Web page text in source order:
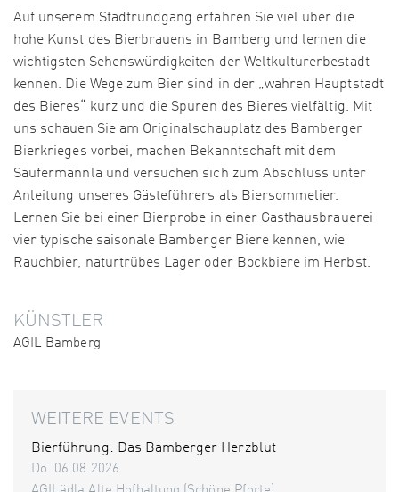
Auf unserem Stadtrundgang erfahren Sie viel über die
hohe Kunst des Bierbrauens in Bamberg und lernen die
wichtigsten Sehenswürdigkeiten der Weltkulturerbestadt
kennen. Die Wege zum Bier sind in der „wahren Hauptstadt
des Bieres“ kurz und die Spuren des Bieres vielfältig. Mit
uns schauen Sie am Originalschauplatz des Bamberger
Bierkrieges vorbei, machen Bekanntschaft mit dem
Säufermännla und versuchen sich zum Abschluss unter
Anleitung unseres Gästeführers als Biersommelier.
Lernen Sie bei einer Bierprobe in einer Gasthausbrauerei
vier typische saisonale Bamberger Biere kennen, wie
Rauchbier, naturtrübes Lager oder Bockbiere im Herbst.
KÜNSTLER
AGIL Bamberg
WEITERE EVENTS
Bierführung: Das Bamberger Herzblut
Do. 06.08.2026